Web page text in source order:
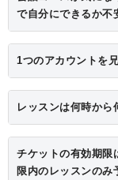
で自分にできるか不
1つのアカウントを
レッスンは何時から
チケットの有効期限
限内のレッスンのみ